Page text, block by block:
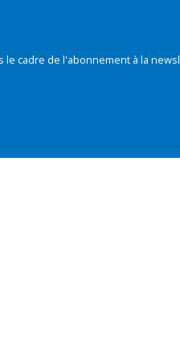
cadre de l'abonnement à la